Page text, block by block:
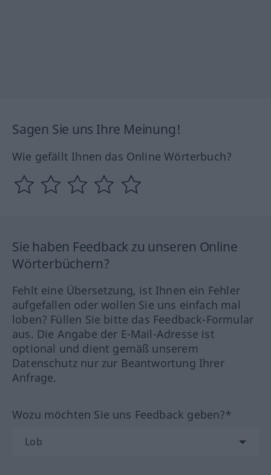
Sagen Sie uns Ihre Meinung!
Wie gefällt Ihnen das Online Wörterbuch?
Sie haben Feedback zu unseren Online
Wörterbüchern?
Fehlt eine Übersetzung, ist Ihnen ein Fehler
aufgefallen oder wollen Sie uns einfach mal
loben? Füllen Sie bitte das Feedback-Formular
aus. Die Angabe der E-Mail-Adresse ist
optional und dient gemäß unserem
Datenschutz nur zur Beantwortung Ihrer
Anfrage.
Wozu möchten Sie uns Feedback geben?*